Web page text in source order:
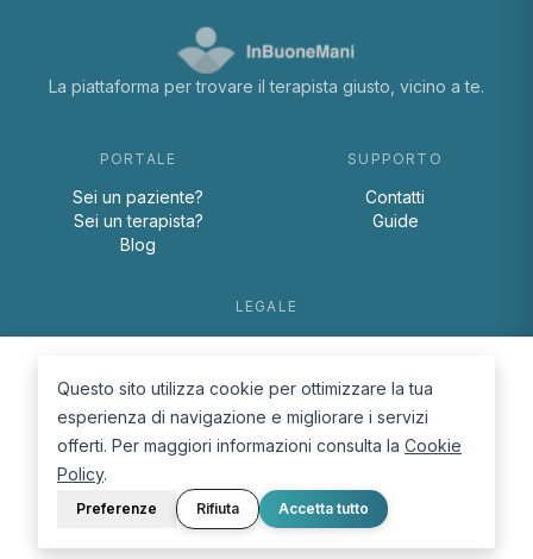
La piattaforma per trovare il terapista giusto, vicino a te.
PORTALE
Sei un paziente?
Sei un terapista?
Blog
SUPPORTO
Contatti
Guide
LEGALE
Cookie Policy
© 2026 D.Lab S.r.l. — InBuoneMani
Questo sito utilizza cookie per ottimizzare la tua
esperienza di navigazione e migliorare i servizi
offerti. Per maggiori informazioni consulta la Cookie
Policy.
Preferenze Rifiuta Accetta tutto